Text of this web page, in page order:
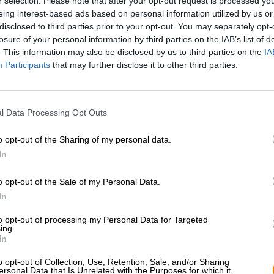
interest-based ads based on personal information utilized by us
to third parties prior to your opt-out. You may separately
of your personal information by third parties on the IAB’s list of
This information may also be disclosed by us to third parties on the
Participants that may further disclose it to other third parties.
Data Processing Opt Outs
opt-out of the Sharing of my personal data.
opt-out of the Sale of my Personal Data.
opt-out of processing my Personal Data for Targeted
opt-out of Collection, Use, Retention, Sale, and/or Sharing
Data that Is Unrelated with the Purposes for which it
* Prijzen zijn inclusief wettelijke BTW. PlusScheepvaart plus
* Prijzen zijn inclusief accijns
Omschrijving Beoordelingen (0)
Hoewel Nederland nauwelijks te omschrijven is als
noordwesten van Duitsland de zon vaak genoeg om
deze reden heeft brouwerij Oedipus besloten om te
investeren in fotovoltaïsche zonne-energie. Om de 24
team een crowdfundingoproep. Met de hulp van
van de operatie omzetten in zonne-energie en ’s
De creatie heet País Tropical en wordt jaar na jaar
zonneproject. Het bierige Thank You bevat de
alcoholpercentage van 5,0%. Een handvol tarwe- en
zijdezacht genot voor de mond.
Het bier is dooiergeel en heeft een luchtige kroon van
naar een cocktail van ananas, mango, papaja, guave
direct na het drinken doorzet. Een sappige variëteit